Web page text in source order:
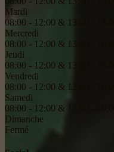
Mardi
08:00 - 12:00 & 13:00 - 18:00
Mercredi
08:00 - 12:00 & 13:00 - 18:00
Jeudi
08:00 - 12:00 & 13:00 - 18:00
Vendredi
08:00 - 12:00 & 13:00 - 18:00
Samedi
08:00 - 12:00 & 13:00 - 16:00
Dimanche
Fermé